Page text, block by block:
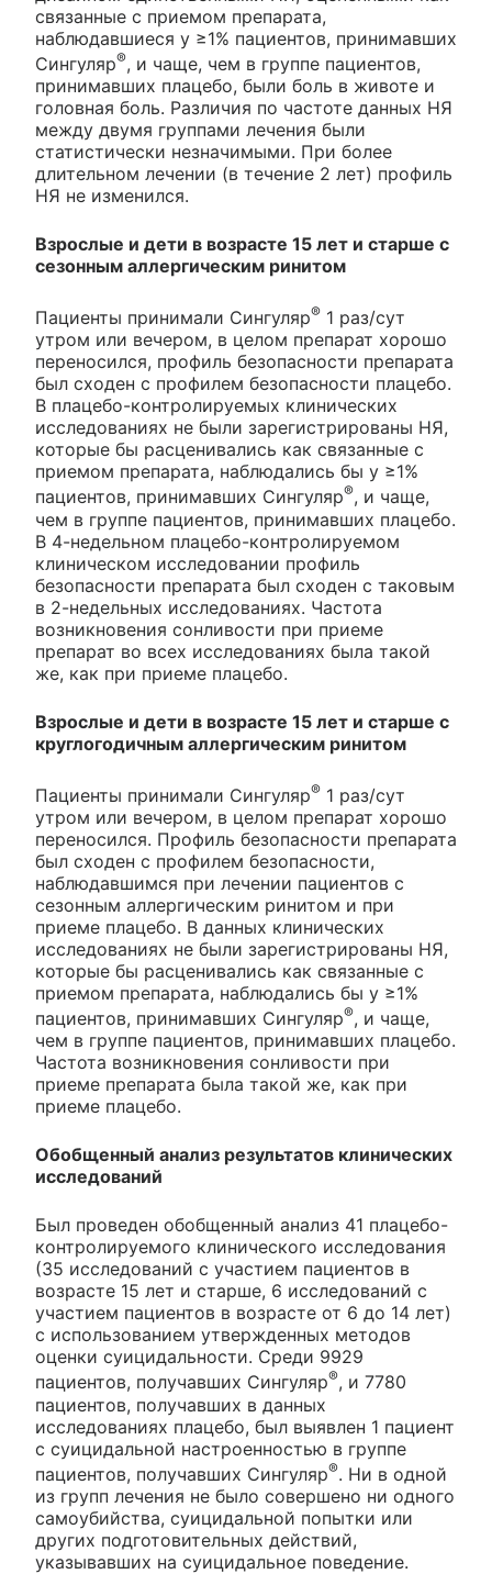
связанные с приемом препарата,
наблюдавшиеся у ≥1% пациентов, принимавших
Сингуляр®, и чаще, чем в группе пациентов,
принимавших плацебо, были боль в животе и
головная боль. Различия по частоте данных НЯ
между двумя группами лечения были
статистически незначимыми. При более
длительном лечении (в течение 2 лет) профиль
НЯ не изменился.
Взрослые и дети в возрасте 15 лет и старше с
сезонным аллергическим ринитом
Пациенты принимали Сингуляр® 1 раз/сут
утром или вечером, в целом препарат хорошо
переносился, профиль безопасности препарата
был сходен с профилем безопасности плацебо.
В плацебо-контролируемых клинических
исследованиях не были зарегистрированы НЯ,
которые бы расценивались как связанные с
приемом препарата, наблюдались бы у ≥1%
пациентов, принимавших Сингуляр®, и чаще,
чем в группе пациентов, принимавших плацебо.
В 4-недельном плацебо-контролируемом
клиническом исследовании профиль
безопасности препарата был сходен с таковым
в 2-недельных исследованиях. Частота
возникновения сонливости при приеме
препарат во всех исследованиях была такой
же, как при приеме плацебо.
Взрослые и дети в возрасте 15 лет и старше с
круглогодичным аллергическим ринитом
Пациенты принимали Сингуляр® 1 раз/сут
утром или вечером, в целом препарат хорошо
переносился. Профиль безопасности препарата
был сходен с профилем безопасности,
наблюдавшимся при лечении пациентов с
сезонным аллергическим ринитом и при
приеме плацебо. В данных клинических
исследованиях не были зарегистрированы НЯ,
которые бы расценивались как связанные с
приемом препарата, наблюдались бы у ≥1%
пациентов, принимавших Сингуляр®, и чаще,
чем в группе пациентов, принимавших плацебо.
Частота возникновения сонливости при
приеме препарата была такой же, как при
приеме плацебо.
Обобщенный анализ результатов клинических
исследований
Был проведен обобщенный анализ 41 плацебо-
контролируемого клинического исследования
(35 исследований с участием пациентов в
возрасте 15 лет и старше, 6 исследований с
участием пациентов в возрасте от 6 до 14 лет)
с использованием утвержденных методов
оценки суицидальности. Среди 9929
пациентов, получавших Сингуляр®, и 7780
пациентов, получавших в данных
исследованиях плацебо, был выявлен 1 пациент
с суицидальной настроенностью в группе
пациентов, получавших Сингуляр®. Ни в одной
из групп лечения не было совершено ни одного
самоубийства, суицидальной попытки или
других подготовительных действий,
указывавших на суицидальное поведение.